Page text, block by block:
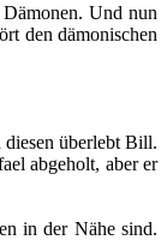
Und nun
den dämonischen
überlebt Bill.
abgeholt, aber er
in der Nähe sind.